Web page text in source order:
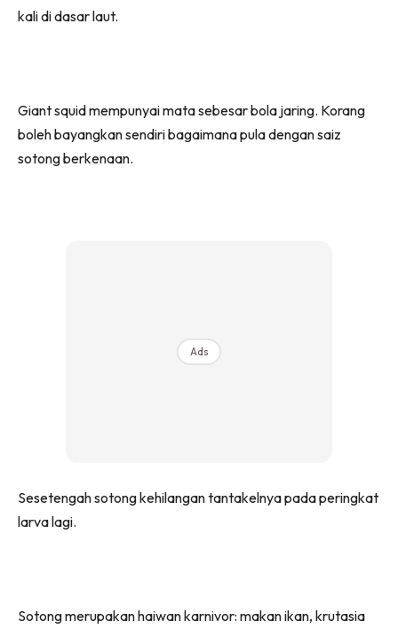
kali di dasar laut.
Giant squid mempunyai mata sebesar bola jaring. Korang
boleh bayangkan sendiri bagaimana pula dengan saiz
sotong berkenaan.
Ads
Sesetengah sotong kehilangan tantakelnya pada peringkat
larva lagi.
Sotong merupakan haiwan karnivor: makan ikan, krutasia